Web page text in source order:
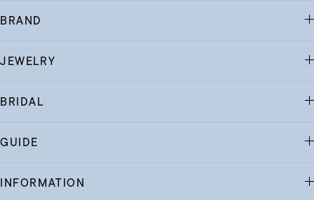
BRAND
JEWELRY
BRIDAL
GUIDE
INFORMATION